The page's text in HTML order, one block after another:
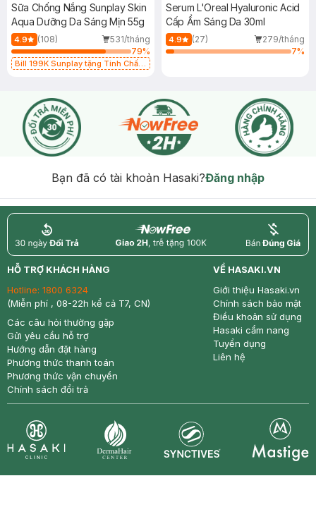
Sữa Chống Nắng Sunplay Skin
Aqua Dưỡng Da Sáng Mịn 55g
4.9 (108)
531/tháng
79%
Bill 199K Sunplay tặng Tinh Chất
Serum L'Oreal Hyaluronic Acid
Cấp Ẩm Sáng Da 30ml
4.9 (27)
279/tháng
7%
Bạn đã có tài khoản Hasaki?Đăng nhập
return nowfree price
HỖ TRỢ KHÁCH HÀNG
Hotline: 1800 6324
(Miễn phí , 08-22h kể cả T7, CN)
Các câu hỏi thường gặp
Gửi yêu cầu hỗ trợ
Hướng dẫn đặt hàng
Phương thức thanh toán
Phương thức vận chuyển
Chính sách đổi trả
VỀ HASAKI.VN
Giới thiệu Hasaki.vn
Chính sách bảo mật
Điều khoản sử dụng
Hasaki cẩm nang
Tuyển dụng
Liên hệ